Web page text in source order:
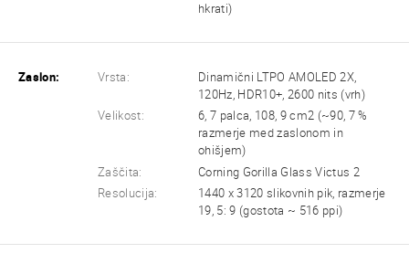
hkrati)
Zaslon: Vrsta:
Dinamični LTPO AMOLED 2X,
120Hz, HDR10+, 2600 nits (vrh)
Velikost:
6, 7 palca, 108, 9 cm2 (~90, 7 %
razmerje med zaslonom in
ohišjem)
Zaščita:
Corning Gorilla Glass Victus 2
Resolucija:
1440 x 3120 slikovnih pik, razmerje
19, 5: 9 (gostota ~ 516 ppi)